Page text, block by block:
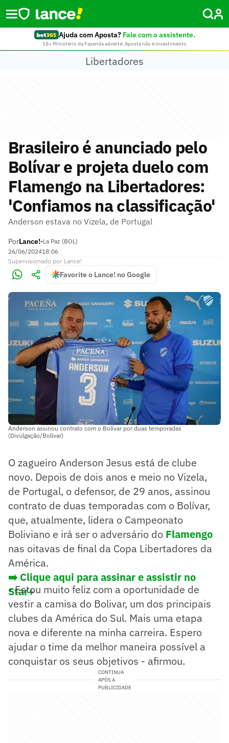
Ajuda com Aposta? Fale com o assistente.
18+ Ministério da Fazenda adverte: Aposta não é investimento
Libertadores
Brasileiro é anunciado pelo
Bolívar e projeta duelo com
Flamengo na Libertadores:
'Confiamos na classificação'
Anderson estava no Vizela, de Portugal
PorLance!•La Paz (BOL)
26/06/202418:06
Supervisionado por Lance!
Favorite o Lance! no Google
Anderson assinou contrato com o Bolívar por duas temporadas
(Divulgação/Bolívar)
O zagueiro Anderson Jesus está de clube
novo. Depois de dois anos e meio no Vizela,
de Portugal, o defensor, de 29 anos, assinou
contrato de duas temporadas com o Bolívar,
que, atualmente, lidera o Campeonato
Boliviano e irá ser o adversário do Flamengo
nas oitavas de final da Copa Libertadores da
América.
➡️ Clique aqui para assinar e assistir no
Star+
- Estou muito feliz com a oportunidade de
vestir a camisa do Bolivar, um dos principais
clubes da América do Sul. Mais uma etapa
nova e diferente na minha carreira. Espero
ajudar o time da melhor maneira possível a
conquistar os seus objetivos - afirmou.
CONTINUA
APÓS A
PUBLICIDADE